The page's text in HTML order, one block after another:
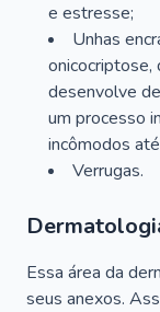
e estresse;
Unhas
onicocriptose,
desenvolve
um processo
incômodos
Verrugas.
Essa área da
seus anexos.